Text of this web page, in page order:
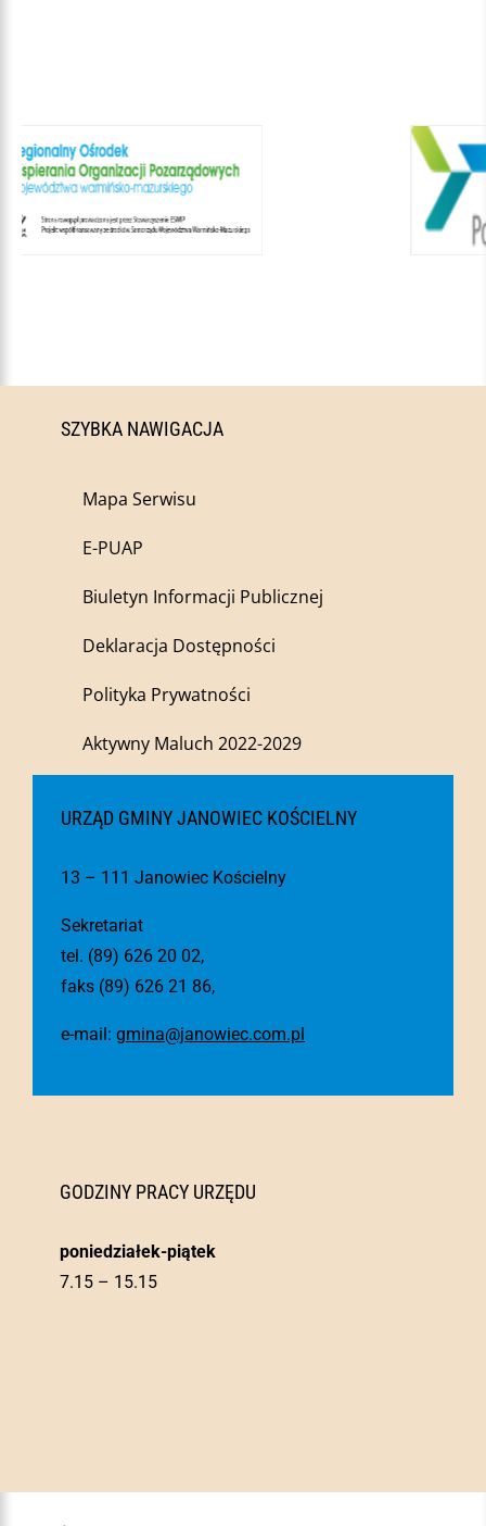
SZYBKA NAWIGACJA
Mapa Serwisu
E-PUAP
Biuletyn Informacji Publicznej
Deklaracja Dostępności
Polityka Prywatności
Aktywny Maluch 2022-2029
URZĄD GMINY JANOWIEC KOŚCIELNY
13 – 111 Janowiec Kościelny
Sekretariat
tel. (89) 626 20 02,
faks (89) 626 21 86,
e-mail: gmina@janowiec.com.pl
GODZINY PRACY URZĘDU
poniedziałek-piątek
7.15 – 15.15